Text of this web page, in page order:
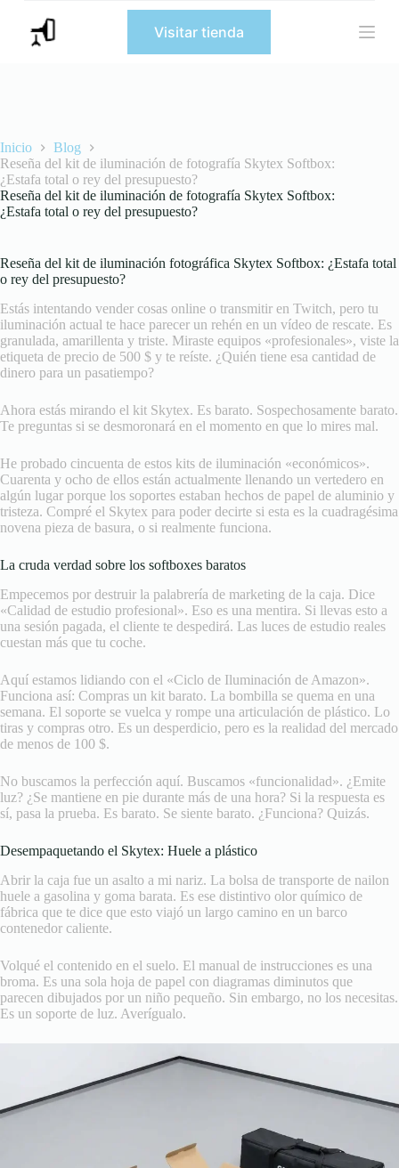
c
o
n
t
e
o
Visitar tienda
Inicio
Blog
Reseña del kit de iluminación de fotografía Skytex Softbox:
¿Estafa total o rey del presupuesto?
Reseña del kit de iluminación de fotografía Skytex Softbox:
¿Estafa total o rey del presupuesto?
Reseña del kit de iluminación fotográfica Skytex Softbox: ¿Estafa total
o rey del presupuesto?
Estás intentando vender cosas online o transmitir en Twitch, pero tu
iluminación actual te hace parecer un rehén en un vídeo de rescate. Es
granulada, amarillenta y triste. Miraste equipos «profesionales», viste la
etiqueta de precio de 500 $ y te reíste. ¿Quién tiene esa cantidad de
dinero para un pasatiempo?
Ahora estás mirando el kit Skytex. Es barato. Sospechosamente barato.
Te preguntas si se desmoronará en el momento en que lo mires mal.
He probado cincuenta de estos kits de iluminación «económicos».
Cuarenta y ocho de ellos están actualmente llenando un vertedero en
algún lugar porque los soportes estaban hechos de papel de aluminio y
tristeza. Compré el Skytex para poder decirte si esta es la cuadragésima
novena pieza de basura, o si realmente funciona.
La cruda verdad sobre los softboxes baratos
Empecemos por destruir la palabrería de marketing de la caja. Dice
«Calidad de estudio profesional». Eso es una mentira. Si llevas esto a
una sesión pagada, el cliente te despedirá. Las luces de estudio reales
cuestan más que tu coche.
Aquí estamos lidiando con el «Ciclo de Iluminación de Amazon».
Funciona así: Compras un kit barato. La bombilla se quema en una
semana. El soporte se vuelca y rompe una articulación de plástico. Lo
tiras y compras otro. Es un desperdicio, pero es la realidad del mercado
de menos de 100 $.
No buscamos la perfección aquí. Buscamos «funcionalidad». ¿Emite
luz? ¿Se mantiene en pie durante más de una hora? Si la respuesta es
sí, pasa la prueba. Es barato. Se siente barato. ¿Funciona? Quizás.
Desempaquetando el Skytex: Huele a plástico
Abrir la caja fue un asalto a mi nariz. La bolsa de transporte de nailon
huele a gasolina y goma barata. Es ese distintivo olor químico de
fábrica que te dice que esto viajó un largo camino en un barco
contenedor caliente.
Volqué el contenido en el suelo. El manual de instrucciones es una
broma. Es una sola hoja de papel con diagramas diminutos que
parecen dibujados por un niño pequeño. Sin embargo, no los necesitas.
Es un soporte de luz. Averígualo.